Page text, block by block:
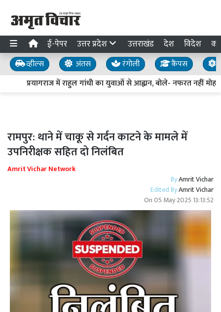
ई-पेपर उत्तर प्रदेश उत्तराखंड देश विदेश
व्हील्स अंतस रंगोली कैंपस
प्रयागराज में राहुल गांधी का युवाओं से आह्वान, बोले- नफरत नहीं
रामपुर: थाने में चाकू से गर्दन काटने के मामले में
उपनिरीक्षक सहित दो निलंबित
Amrit Vichar Network
ByAmrit Vichar
Edited ByAmrit Vichar
On05 May 2025 13:13:52